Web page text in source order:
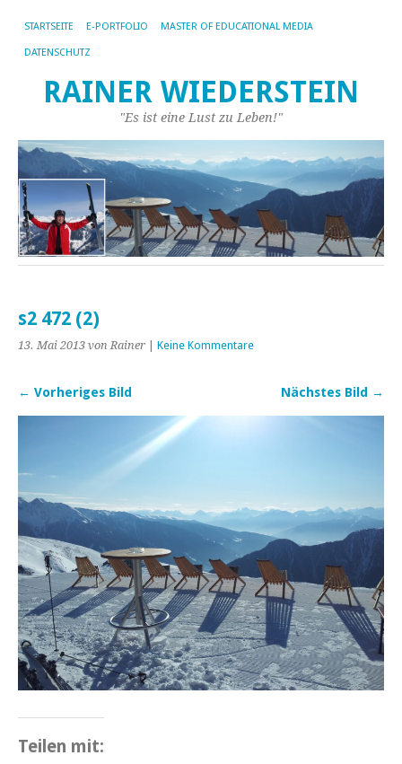
STARTSEITE E-PORTFOLIO MASTER OF EDUCATIONAL MEDIA
DATENSCHUTZ
RAINER WIEDERSTEIN
"Es ist eine Lust zu Leben!"
s2 472 (2)
13. Mai 2013 von Rainer | Keine Kommentare
← Vorheriges Bild Nächstes Bild →
Teilen mit: